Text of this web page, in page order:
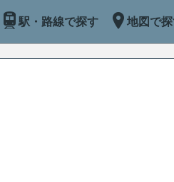
駅・路線で探す 地図で